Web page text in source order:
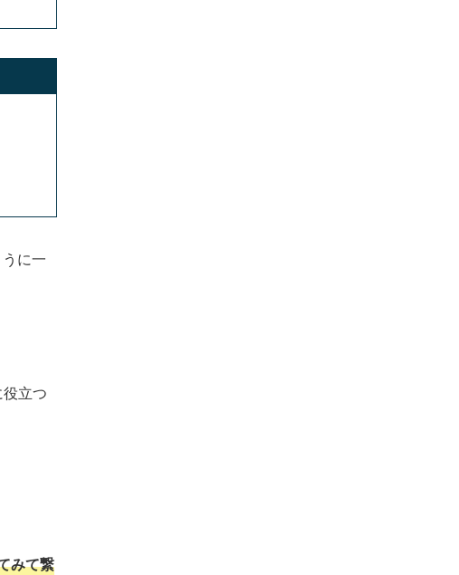
に一
立つ
みて繋